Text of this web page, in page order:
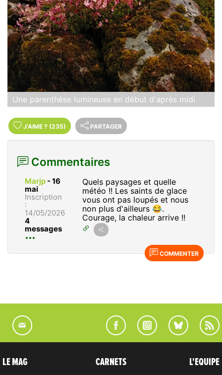
Une parenthèse lumineuse en début d'après midi
J'AIME ? (235) PARTAGER
Commentaires
Marjp - 16
mai
Inscription
:
14/05/2026
4
messages
Quels paysages et quelle
météo !! Les saints de glace
vous ont pas loupés et nous
non plus d'ailleurs 😂.
Courage, la chaleur arrive !!
COMMENTER
LE MAG CARNETS L'EQUIPE